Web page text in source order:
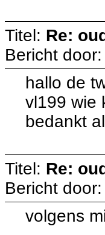
Titel: Re:
Bericht door:
hallo de
vl199 wie
bedankt
Titel: Re:
Bericht door:
volgens